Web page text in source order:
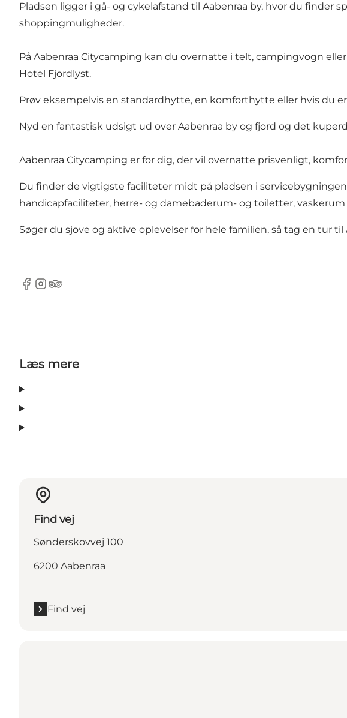
Pladsen ligger i gå- og cykelafstand til Aabenraa by, hvor du
shoppingmuligheder.
På Aabenraa Citycamping kan du overnatte i telt, campingvogn
Hotel Fjordlyst.
Prøv eksempelvis en standardhytte, en komforthytte eller hvis du
Nyd en fantastisk udsigt ud over Aabenraa by og fjord og det
Aabenraa Citycamping er for dig, der vil overnatte prisvenligt,
Du finder de vigtigste faciliteter midt på pladsen i
handicapfaciliteter, herre- og damebaderum- og toiletter,
Søger du sjove og aktive oplevelser for hele familien, så tag en tur til
Facebook
Instagram
TripAdvisor
Læs mere
Find vej
Sønderskovvej 100
6200 Aabenraa
Find vej